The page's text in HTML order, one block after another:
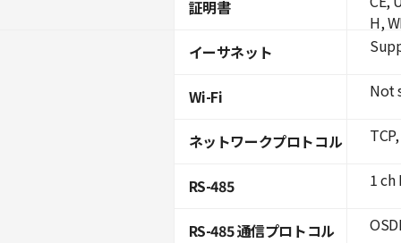
証明書
イーサネット
Wi-Fi
ネットワークプロトコル
RS-485
RS-485 通信プロトコル
H,
Not
1 ch